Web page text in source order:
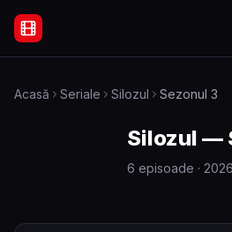
Filme Online Subtitrate - Acasă
Acasă Seriale Silozul Sezonul 3
Silozul —
6 episoade · 2026